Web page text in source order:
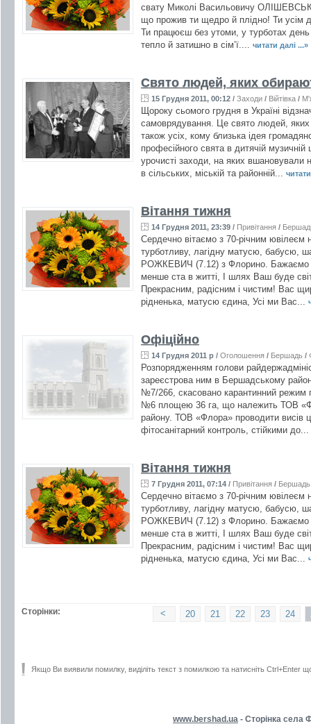
свату Миколі Васильовичу
що прожив ти щедро й плідно! Ти усім
Ти працюєш без утоми, у турботах
тепло й затишно в сім’ї.... читати далі ...»
Свято людей, яких
15 Грудня 2011, 00:12 / Заходи / Війтівка /
Щороку сьомого грудня в Україні
самоврядування. Це свято людей,
також усіх, кому близька ідея
професійного свята в дитячій
урочисті заходи, на яких вшановували
в сільських, міській та районній...
Вітання тижня
14 Грудня 2011, 23:39 / Привітання /
Сердечно вітаємо з 70-річним ювілеєм
турботливу, лагідну матусю, бабусю,
РОЖКЕВИЧ (7.12) з Флорино. Бажаємо
менше ста в житті, І шлях Ваш буде
Прекрасним, радісним і чистим! Вас
рідненька, матусю єдина, Усі ми Вас...
Офіційно
14 Грудня 2011 р / Оголошення / Бершадь /
Розпорядженням голови
зареєстрова ним в Бершадському
№7/266, скасовано карантинний режим
№6 площею 36 га, що належить ТОВ
району. ТОВ «Флора» проводити висів
фітосанітарний контроль, стійкими до...
Вітання тижня
7 Грудня 2011, 07:14 / Привітання / Бершадь
Сердечно вітаємо з 70-річним ювілеєм
турботливу, лагідну матусю, бабусю,
РОЖКЕВИЧ (7.12) з Флорино. Бажаємо
менше ста в житті, І шлях Ваш буде
Прекрасним, радісним і чистим! Вас
рідненька, матусю єдина, Усі ми Вас...
Сторінки: 24
23
22
21
20
<
Якщо Ви виявили помилку, виділіть текст з помилкою та натисніть Ctrl+Enter
www.bershad.ua - Сторінка села